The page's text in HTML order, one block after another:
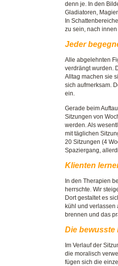
denn je. In den
Gladiatoren,
In
zu sein, nach
Jeder
Alle abgelehnten
verdrängt wurden.
Alltag machen sie
sich aufmerksam.
ein.
Gerade beim
Sitzungen von
werden. Als
mit täglichen
20 Sitzungen (4
Spaziergang,
Klienten
In den Therapien
herrschte. Wir
Dort gestaltet es
kühl und
brennen und das
Die bewusste
Im Verlauf der
die moralisch
fügen sich die